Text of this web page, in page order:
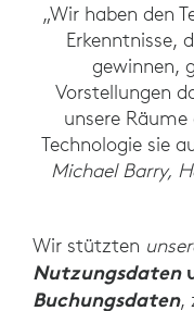
„Wir haben den
Erkenntnisse,
gewinnen,
Vorstellungen
unsere
Technologie sie
Michael Barry,
Wir stützten
Nutzungsdaten
Buchungsdaten,